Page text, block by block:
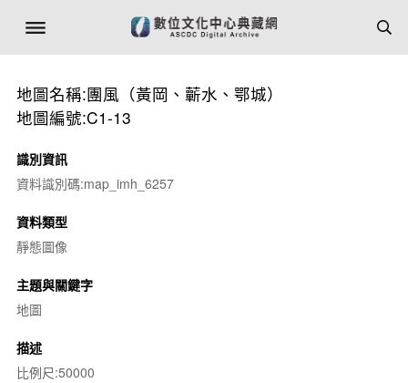
地圖名稱:團風（黃岡、蘄水、鄂城）
地圖編號:C1-13
識別資訊
資料識別碼:map_imh_6257
資料類型
靜態圖像
主題與關鍵字
地圖
描述
比例尺:50000